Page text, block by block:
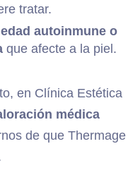
tratar.
autoinmune o
que afecte a la piel.
en Clínica Estética
médica
de que Thermage